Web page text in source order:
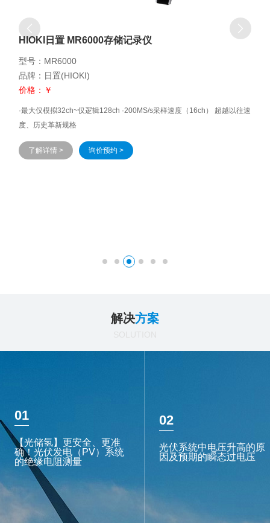
HIOKI日置 MR6000存储记录仪
型号：MR6000
品牌：日置(HIOKI)
价格：￥
·最大仅模拟32ch~仅逻辑128ch ·200MS/s采样速度（16ch） 超越以往速
度、历史革新规格
了解详情 > 询价预约 >
解决方案
01
【光储氢】更安全、更准
确！光伏发电（PV）系统
的绝缘电阻测量
02
光伏系统中电压升高的原
因及预期的瞬态过电压